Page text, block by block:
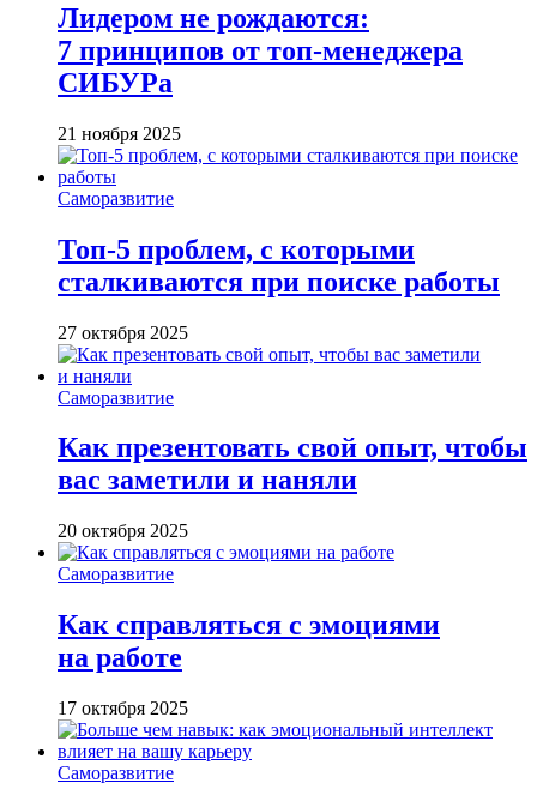
Лидером не рождаются:
7 принципов от топ-менеджера
СИБУРа
21 ноября 2025
Саморазвитие
Топ-5 проблем, с которыми
сталкиваются при поиске работы
27 октября 2025
Саморазвитие
Как презентовать свой опыт, чтобы
вас заметили и наняли
20 октября 2025
Саморазвитие
Как справляться с эмоциями
на работе
17 октября 2025
Саморазвитие